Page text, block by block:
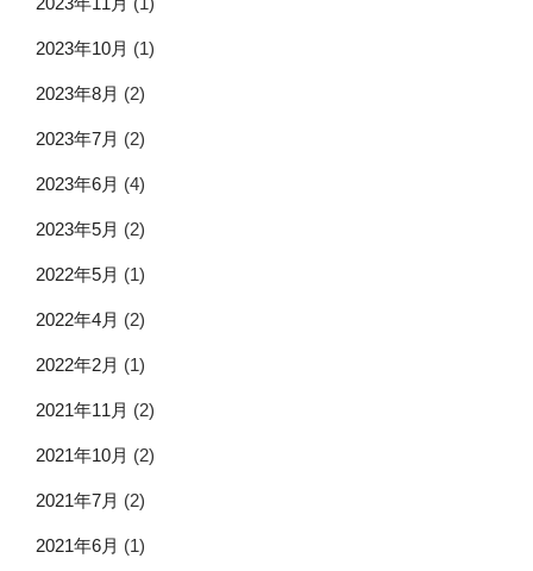
2023年10月 (1)
2023年8月 (2)
2023年7月 (2)
2023年6月 (4)
2023年5月 (2)
2022年5月 (1)
2022年4月 (2)
2022年2月 (1)
2021年11月 (2)
2021年10月 (2)
2021年7月 (2)
2021年6月 (1)